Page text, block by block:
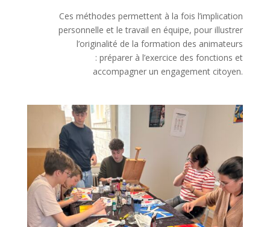
Ces méthodes permettent à la fois l’implication
personnelle et le travail en équipe, pour illustrer
l’originalité de la formation des animateurs
: préparer à l’exercice des fonctions et
accompagner un engagement citoyen.